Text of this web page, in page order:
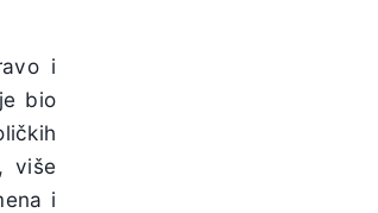
i
bio
više
i